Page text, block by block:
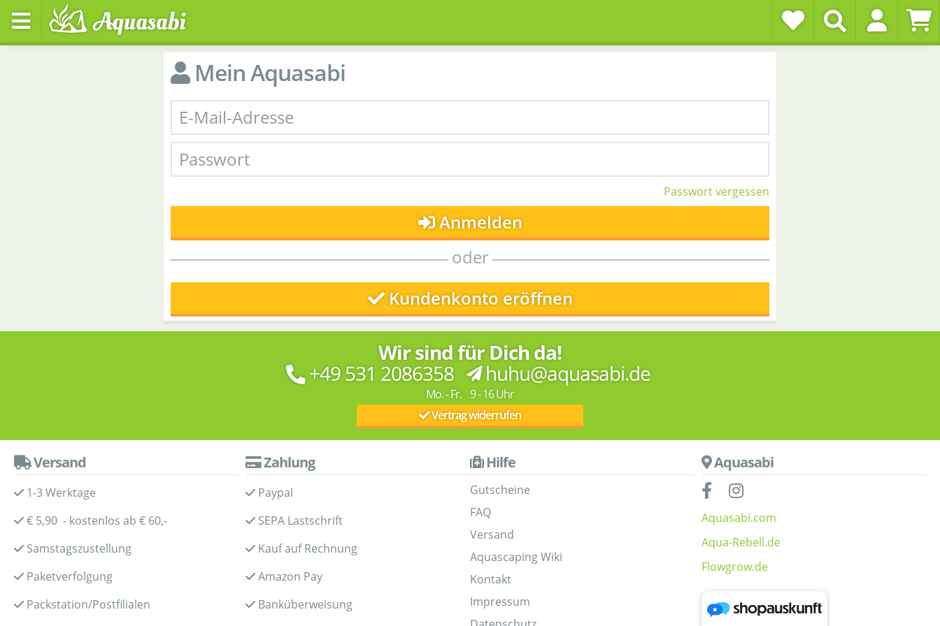
Mein Aquasabi
Passwort vergessen
Anmelden
oder
Kundenkonto eröffnen
Wir sind für Dich da!
+49 531 2086358 huhu@aquasabi.de
Mo. - Fr. 9 - 16 Uhr
Vertrag widerrufen
Versand
1-3 Werktage
€ 5,90 - kostenlos ab € 60,-
Samstagszustellung
Paketverfolgung
Packstation/Postfilialen
Zahlung
Paypal
SEPA Lastschrift
Kauf auf Rechnung
Amazon Pay
Banküberweisung
Hilfe
Gutscheine
FAQ
Versand
Aquascaping Wiki
Kontakt
Impressum
Aquasabi
Aquasabi.com
Aqua-Rebell.de
Flowgrow.de